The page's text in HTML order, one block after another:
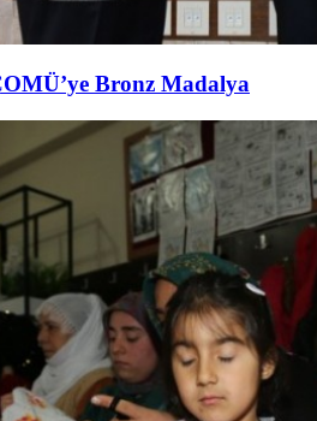
Bronz Madalya